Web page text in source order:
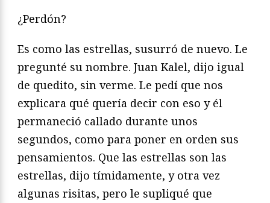
¿Perdón?
Es como las estrellas, susurró de nuevo. Le
pregunté su nombre. Juan Kalel, dijo igual
de quedito, sin verme. Le pedí que nos
explicara qué quería decir con eso y él
permaneció callado durante unos
segundos, como para poner en orden sus
pensamientos. Que las estrellas son las
estrellas, dijo tímidamente, y otra vez
algunas risitas, pero le supliqué que